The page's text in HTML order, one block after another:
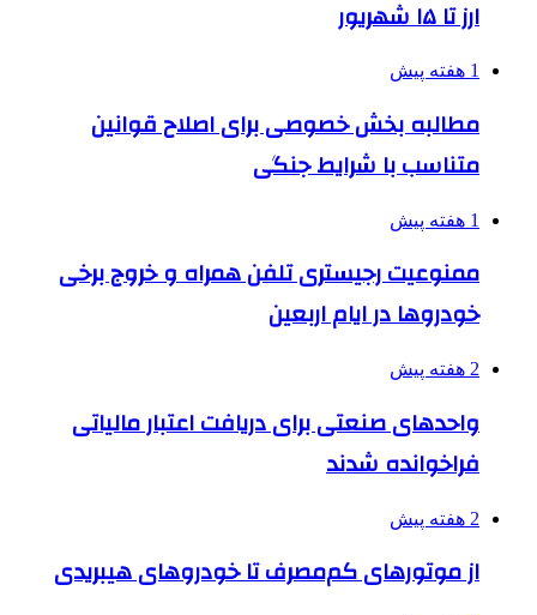
ارز تا ۱۵ شهریور
1 هفته پیش
مطالبه بخش خصوصی برای اصلاح قوانین
متناسب با شرایط جنگی
1 هفته پیش
ممنوعیت رجیستری تلفن همراه و خروج برخی
خودروها در ایام اربعین
2 هفته پیش
واحدهای صنعتی برای دریافت اعتبار مالیاتی
فراخوانده شدند
2 هفته پیش
از موتورهای کم‌مصرف تا خودروهای هیبریدی